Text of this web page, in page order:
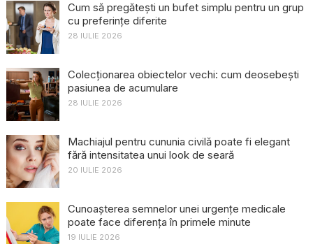
Cum să pregătești un bufet simplu pentru un grup
cu preferințe diferite
28 IULIE 2026
Colecționarea obiectelor vechi: cum deosebești
pasiunea de acumulare
28 IULIE 2026
Machiajul pentru cununia civilă poate fi elegant
fără intensitatea unui look de seară
20 IULIE 2026
Cunoașterea semnelor unei urgențe medicale
poate face diferența în primele minute
19 IULIE 2026